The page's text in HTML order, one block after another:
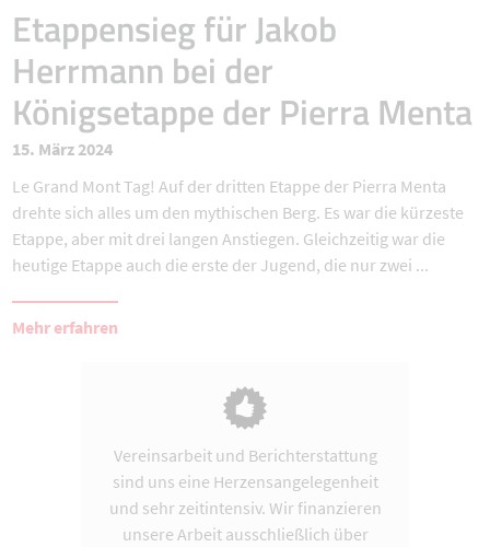
Etappensieg für Jakob
Herrmann bei der
Königsetappe der Pierra Menta
15. März 2024
Le Grand Mont Tag! Auf der dritten Etappe der Pierra Menta
drehte sich alles um den mythischen Berg. Es war die kürzeste
Etappe, aber mit drei langen Anstiegen. Gleichzeitig war die
heutige Etappe auch die erste der Jugend, die nur zwei ...
Mehr erfahren
Vereinsarbeit und Berichterstattung
sind uns eine Herzensangelegenheit
und sehr zeitintensiv. Wir finanzieren
unsere Arbeit ausschließlich über